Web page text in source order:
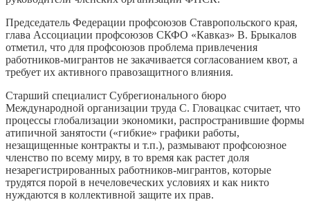
Председатель Федерации профсоюзов Ставропольского края,
глава Ассоциации профсоюзов СКФО «Кавказ» В. Брыкалов
отметил, что для профсоюзов проблема привлечения
работников-мигрантов не закачивается согласованием квот, а
требует их активного правозащитного влияния.
Старший специалист Субрегионального бюро
Международной организации труда С. Гловацкас считает, что
процессы глобализации экономики, распространившие формы
атипичной занятости («гибкие» графики работы,
незащищенные контракты и т.п.), размывают профсоюзное
членство по всему миру, в то время как растет доля
незарегистрированных работников-мигрантов, которые
трудятся порой в нечеловеческих условиях и как никто
нуждаются в коллективной защите их прав.